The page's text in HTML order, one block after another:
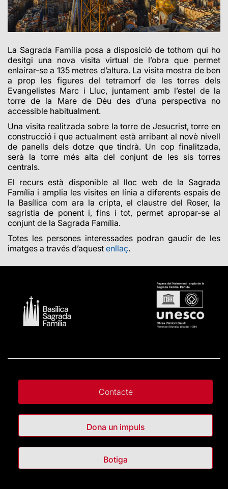
La Sagrada Família posa a disposició de tothom qui ho
desitgi una nova visita virtual de l’obra que permet
enlairar-se a 135 metres d’altura. La visita mostra de ben
a prop les figures del tetramorf de les torres dels
Evangelistes Marc i Lluc, juntament amb l’estel de la
torre de la Mare de Déu des d’una perspectiva no
accessible habitualment.
Una visita realitzada sobre la torre de Jesucrist, torre en
construcció i que actualment està arribant al novè nivell
de panells dels dotze que tindrà. Un cop finalitzada,
serà la torre més alta del conjunt de les sis torres
centrals.
El recurs està disponible al lloc web de la Sagrada
Família i amplia les visites en línia a diferents espais de
la Basílica com ara la cripta, el claustre del Roser, la
sagristia de ponent i, fins i tot, permet apropar-se al
conjunt de la Sagrada Família.
Totes les persones interessades podran gaudir de les
imatges a través d’aquest enllaç.
Contacte
Dona un impuls
Botiga